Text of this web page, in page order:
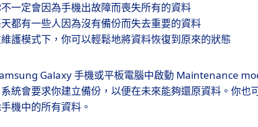
一定會因為手機出故障而喪失所有的資料
都有一些人因為沒有備份而失去重要的資料
護模式下，你可以輕鬆地將資料恢復到原來的狀態
Galaxy 手機或平板電腦中啟動 Maintenance
統會要求你建立備份，以便在未來能夠還原資料。你也
機中的所有資料。